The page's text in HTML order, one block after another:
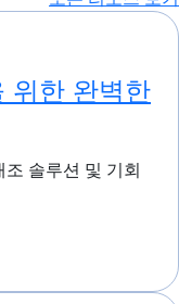
위한 완벽한
솔루션 및 기회